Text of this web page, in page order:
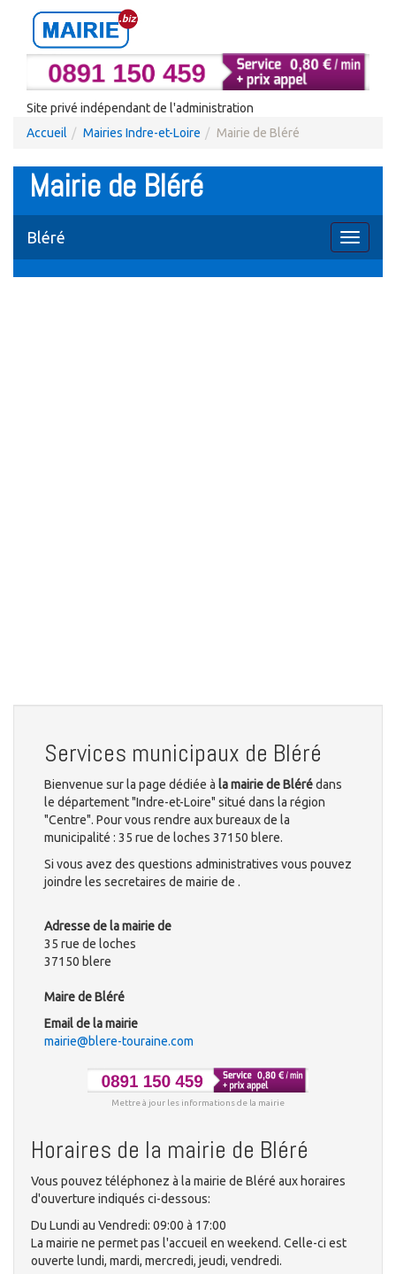
Site privé indépendant de l'administration
Accueil
Mairies Indre-et-Loire Mairie de Bléré
Mairie de Bléré
Toggle
Bléré
Services municipaux de Bléré
Bienvenue sur la page dédiée à la mairie de Blérédans
le département "Indre-et-Loire" situé dans la région
"Centre". Pour vous rendre aux bureaux de la
municipalité : 35 rue de loches 37150 blere.
Si vous avez des questions administratives vous pouvez
joindre les secretaires de mairie de .
Adresse de la mairie de
35 rue de loches
37150 blere
Maire de Bléré
Email de la mairie
mairie@blere-touraine.com
Mettre à jour les informations de la mairie
Horaires de la mairie de Bléré
Vous pouvez téléphonez à la mairie de Bléré aux horaires
d'ouverture indiqués ci-dessous:
Du Lundi au Vendredi: 09:00 à 17:00
La mairie ne permet pas l'accueil en weekend. Celle-ci est
ouverte lundi, mardi, mercredi, jeudi, vendredi.